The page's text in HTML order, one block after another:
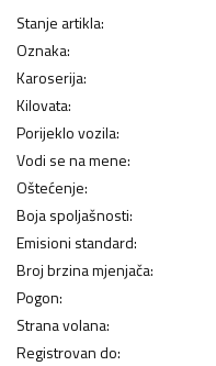
Stanje artikla:
Oznaka:
Karoserija:
Kilovata:
Porijeklo vozila:
Vodi se na mene:
Oštećenje:
Boja spoljašnosti:
Emisioni standard:
Broj brzina mjenjača:
Pogon:
Strana volana:
Registrovan do: